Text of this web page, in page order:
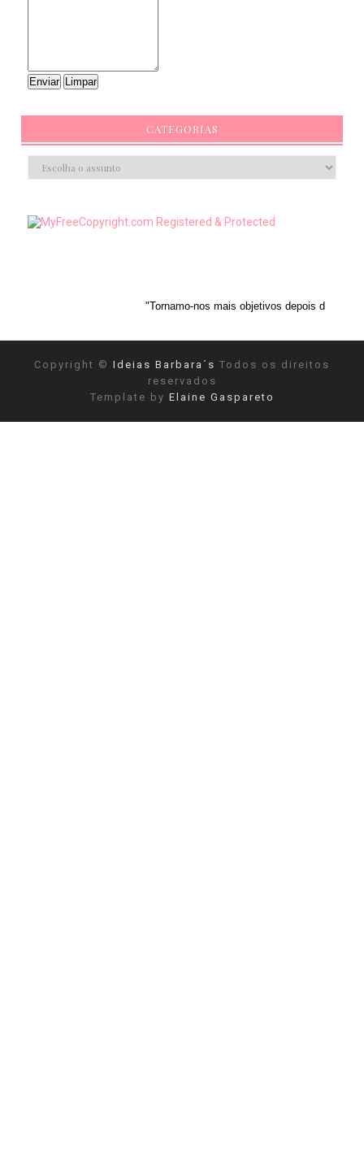
CATEGORIAS
"Tornamo-nos mais objetivos depois de reconhecermos
Copyright © Ideias Barbara´s Todos os direitos
reservados
Template by Elaine Gaspareto